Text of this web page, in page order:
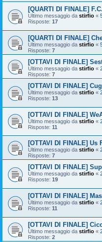
[QUARTI DI FINALE]
Ultimo messaggio da stirfio «
Risposte: 17
[QUARTI DI FINALE]
Ultimo messaggio da stirfio «
Risposte: 7
[OTTAVI DI FINALE]
Ultimo messaggio da stirfio «
Risposte: 7
[OTTAVI DI FINALE]
Ultimo messaggio da stirfio «
Risposte: 13
[OTTAVI DI FINALE]
Ultimo messaggio da stirfio «
Risposte: 11
[OTTAVI DI FINALE] Us
Ultimo messaggio da stirfio «
Risposte: 7
[OTTAVI DI FINALE]
Ultimo messaggio da stirfio «
Risposte: 19
[OTTAVI DI FINALE]
Ultimo messaggio da stirfio «
Risposte: 11
[OTTAVI DI FINALE]
Ultimo messaggio da stirfio «
Risposte: 2